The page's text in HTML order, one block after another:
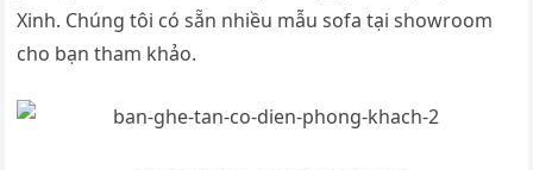
Xinh. Chúng tôi có sẵn nhiều mẫu sofa tại showroom
cho bạn tham khảo.